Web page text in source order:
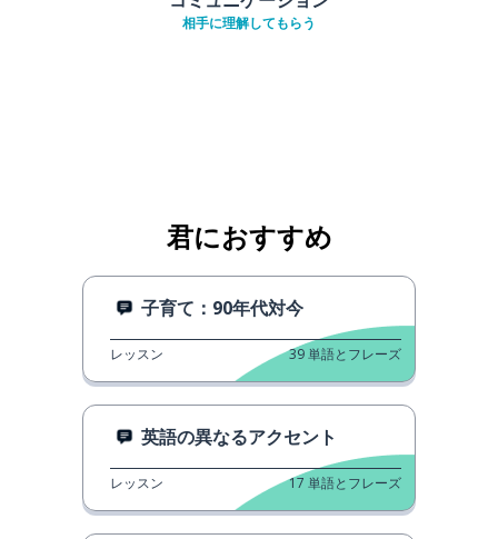
相手に理解してもらう
君におすすめ
子育て：90年代対今
レッスン 39単語とフレーズ
英語の異なるアクセント
レッスン 17 単語とフレーズ